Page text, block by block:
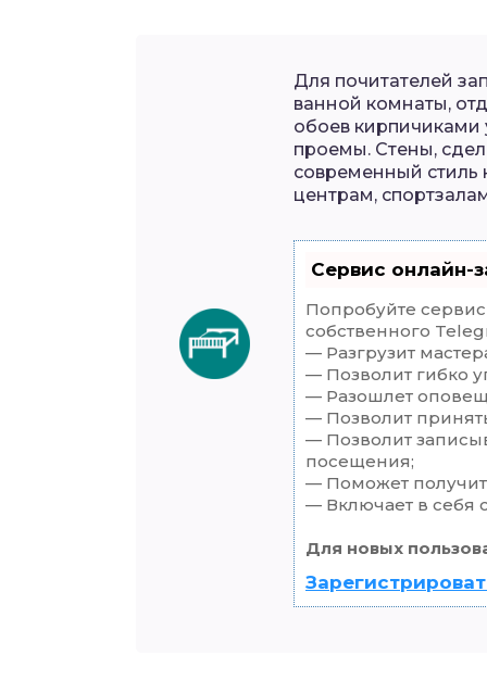
Для почитателей
ванной комнаты,
обоев
проемы. Стены,
современный стиль
центрам,
Сервис онлайн-
Попробуйте
собственного
— Разгрузит
— Позволит гибко
— Разошлет
— Позволит
— Позволит
посещения;
— Поможет
— Включает в себя
Для новых